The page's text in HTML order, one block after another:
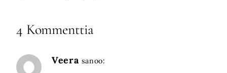
4 Kommenttia
Veera sanoo: